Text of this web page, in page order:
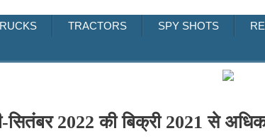
TRACTORS SPY SHOTS
सितंबर 2022 की बिक्री 2021 से